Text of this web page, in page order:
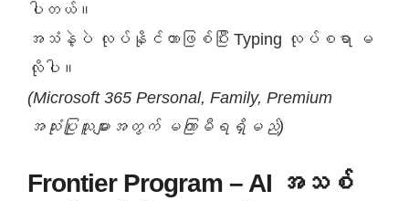
ပါတယ်။
အသံနဲ့ပဲ လုပ်နိုင်တာဖြစ်ပြီး Typing လုပ်စရာ မ
လိုပါ။
(Microsoft 365 Personal, Family, Premium
အသုံးပြုသူများအတွက် မကြာမီရရှိမည်)
Frontier Program – AI အသစ်